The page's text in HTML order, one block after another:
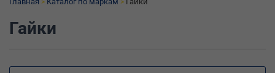
Гайки